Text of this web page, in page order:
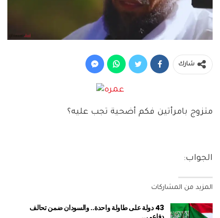
شارك
متزوج بامرأتين فكم أضحية تجب عليه؟
الجواب:
المزيد من المشاركات
43 دولة على طاولة واحدة.. والسودان ضمن تحالف